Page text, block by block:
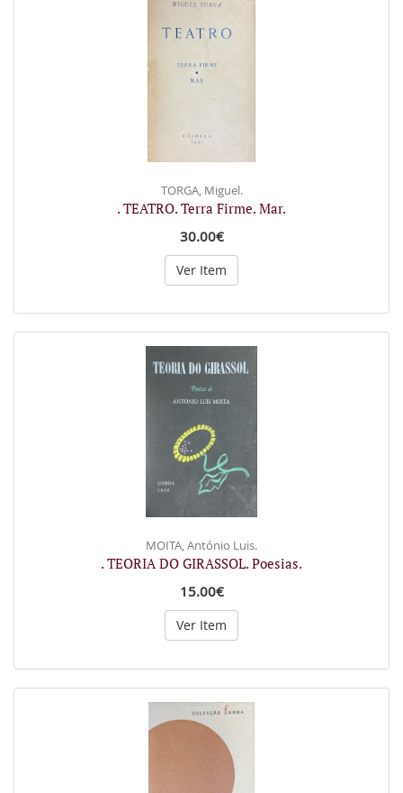
TORGA, Miguel.
. TEATRO. Terra Firme. Mar.
30.00€
Ver Item
MOITA, António Luis.
. TEORIA DO GIRASSOL. Poesias.
15.00€
Ver Item